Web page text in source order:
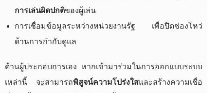
การเล่นผิดปกติของผู้เล่น
การเชื่อมข้อมูลระหว่างหน่วยงานรัฐ เพื่อปิดช่องโหว่
ด้านการกำกับดูแล
ด้านผู้ประกอบการเอง หากเข้ามาร่วมในการออกแบบระบบ
เหล่านี้ จะสามารถพิสูจน์ความโปร่งใสและสร้างความเชื่อ